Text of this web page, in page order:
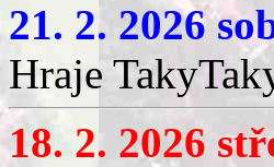
21. 2. 2026
Hraje
18. 2. 2026